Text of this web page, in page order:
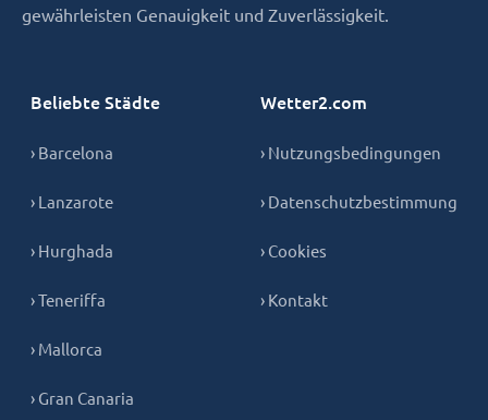
gewährleisten Genauigkeit und Zuverlässigkeit.
Beliebte Städte
› Barcelona
› Lanzarote
› Hurghada
› Teneriffa
› Mallorca
› Gran Canaria
Wetter2.com
› Nutzungsbedingungen
› Datenschutzbestimmung
› Cookies
› Kontakt